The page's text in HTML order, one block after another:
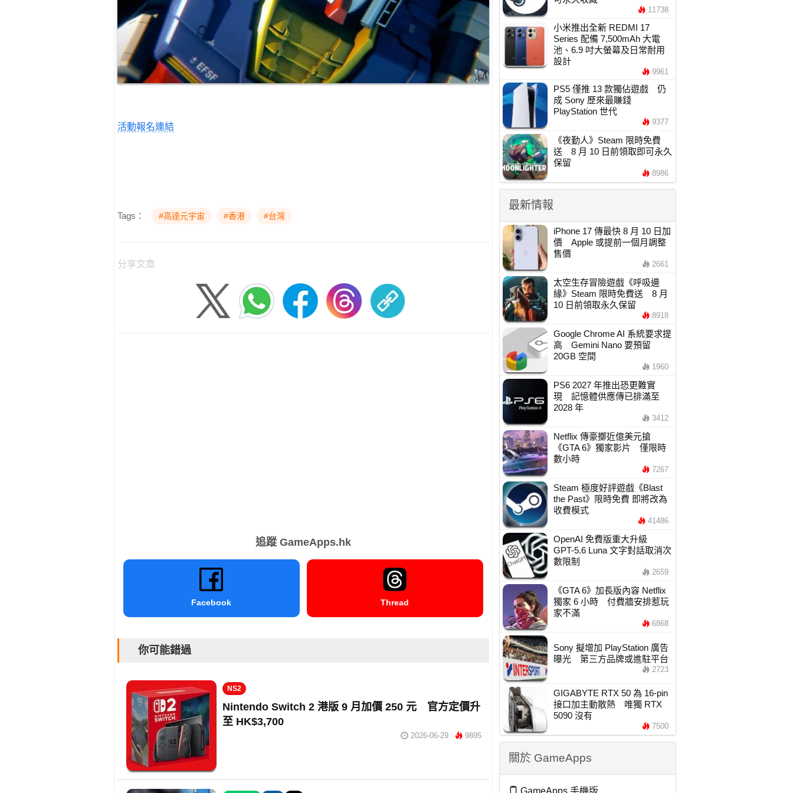
活動報名連結
Tags： #高達元宇宙 #香港 #台灣
分享文章
追蹤 GameApps.hk
Facebook Thread
你可能錯過
NS2
Nintendo Switch 2 港版 9 月加價 250 元 官方定價升
至 HK$3,700
2026-06-29 9895
11738
小米推出全新 REDMI 17
Series 配備 7,500mAh 大電
池、6.9 吋大螢幕及日常耐用
設計
9961
PS5 僅推 13 款獨佔遊戲 仍
成 Sony 歷來最賺錢
PlayStation 世代
9377
《夜勤人》Steam 限時免費
送 8 月 10 日前領取即可永久
保留
8986
最新情報
iPhone 17 傳最快 8 月 10 日加
價 Apple 或提前一個月調整
售價
2661
太空生存冒險遊戲《呼吸邊
緣》Steam 限時免費送 8 月
10 日前領取永久保留
8918
Google Chrome AI 系統要求提
高 Gemini Nano 要預留
20GB 空間
1960
PS6 2027 年推出恐更難實
現 記憶體供應傳已排滿至
2028 年
3412
Netflix 傳豪擲近億美元搶
《GTA 6》獨家影片 僅限時
數小時
7267
Steam 極度好評遊戲《Blast
the Past》限時免費 即將改為
收費模式
41486
OpenAI 免費版重大升級
GPT-5.6 Luna 文字對話取消次
數限制
2659
《GTA 6》加長版內容 Netflix
獨家 6 小時 付費牆安排惹玩
家不滿
6868
Sony 擬增加 PlayStation 廣告
曝光 第三方品牌或進駐平台
2723
GIGABYTE RTX 50 為 16-pin
接口加主動散熱 唯獨 RTX
5090 沒有
7500
關於 GameApps
GameApps 手機版